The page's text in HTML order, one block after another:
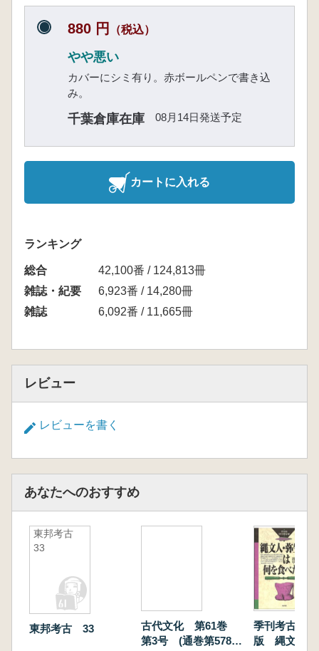
880 円 （税込）
やや悪い
カバーにシミ有り。赤ボールペンで書き込
み。
千葉倉庫在庫 08月14日発送予定
カートに入れる
ランキング
総合
42,100番 / 124,813冊
雑誌・紀要
6,923番 / 14,280冊
雑誌
6,092番 / 11,665冊
レビュー
レビューを書く
あなたへのおすすめ
東邦考古
33
東邦考古 33
古代文化 第61巻
第3号 (通巻第578
季刊考古学
版 縄文人・